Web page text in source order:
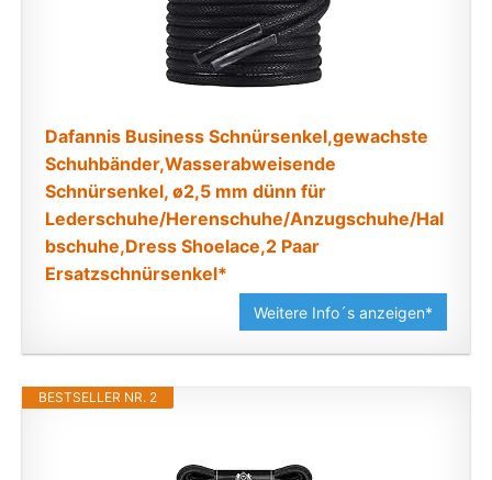
Dafannis Business Schnürsenkel,gewachste
Schuhbänder,Wasserabweisende
Schnürsenkel, ø2,5 mm dünn für
Lederschuhe/Herenschuhe/Anzugschuhe/Hal
bschuhe,Dress Shoelace,2 Paar
Ersatzschnürsenkel*
Weitere Info´s anzeigen*
BESTSELLER NR. 2